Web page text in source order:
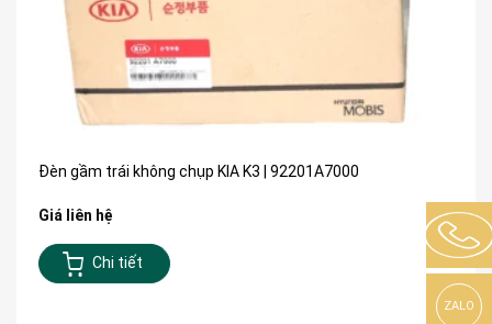
Đèn gầm trái không chụp KIA K3 | 92201A7000
Giá liên hệ
Chi tiết
ZALO